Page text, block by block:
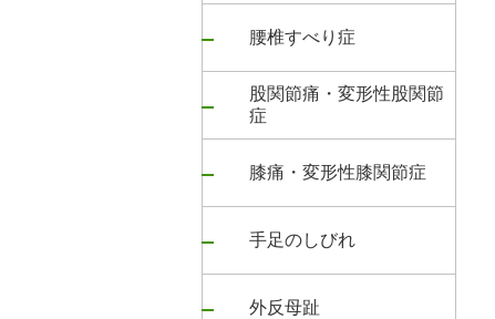
腰椎すべり症
股関節痛・変形性股関節
症
膝痛・変形性膝関節症
手足のしびれ
外反母趾